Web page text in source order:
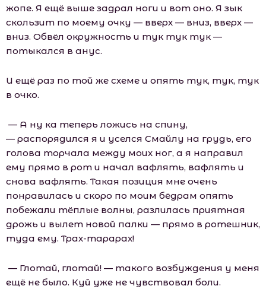
жопе. Я ещё выше задрал ноги и вот оно. Я зык
скользит по моему очку — вверх — вниз, вверх —
вниз. Обвёл окружность и тук тук тук —
потыкался в анус.
И ещё раз по той же схеме и опять тук, тук, тук
в очко.
— А ну ка теперь ложись на спину,
— распорядился я и уселся Смайлу на грудь, его
голова торчала между моих ног, а я направил
ему прямо в рот и начал вафлять, вафлять и
снова вафлять. Такая позиция мне очень
понравилась и скоро по моим бёдрам опять
побежали тёплые волны, разлилась приятная
дрожь и вылет новой палки — прямо в ротешник,
туда ему. Трах-тарарах!
— Глотай, глотай! — такого возбуждения у меня
ещё не было. Куй уже не чувствовал боли.